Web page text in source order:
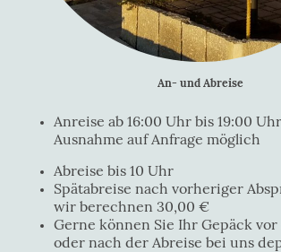
An- und Abreise
Anreise ab 16:00 Uhr bis 19:00 Uhr
Ausnahme auf Anfrage möglich
Abreise bis 10 Uhr
Spätabreise nach vorheriger
wir berechnen 30,00 €
Gerne können Sie Ihr Gepäck
oder nach der Abreise bei uns